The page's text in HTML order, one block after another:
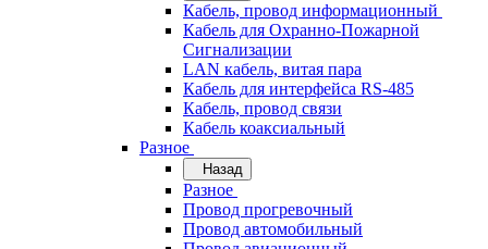
Кабель, провод информационный
Кабель для Охранно-Пожарной
Сигнализации
LAN кабель, витая пара
Кабель для интерфейса RS-485
Кабель, провод связи
Кабель коаксиальный
Разное
Назад
Разное
Провод прогревочный
Провод автомобильный